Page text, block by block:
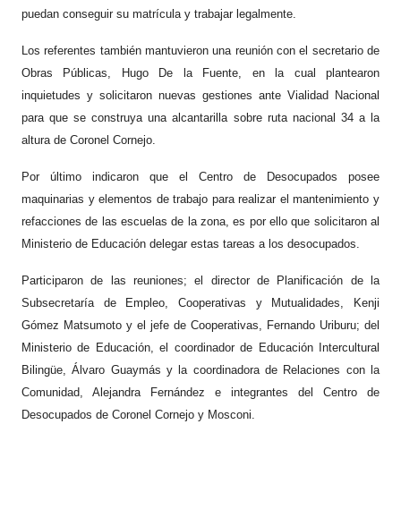
puedan conseguir su matrícula y trabajar legalmente.
Los referentes también mantuvieron una reunión con el secretario de
Obras Públicas, Hugo De la Fuente, en la cual plantearon
inquietudes y solicitaron nuevas gestiones ante Vialidad Nacional
para que se construya una alcantarilla sobre ruta nacional 34 a la
altura de Coronel Cornejo.
Por último indicaron que el Centro de Desocupados posee
maquinarias y elementos de trabajo para realizar el mantenimiento y
refacciones de las escuelas de la zona, es por ello que solicitaron al
Ministerio de Educación delegar estas tareas a los desocupados.
Participaron de las reuniones; el director de Planificación de la
Subsecretaría de Empleo, Cooperativas y Mutualidades, Kenji
Gómez Matsumoto y el jefe de Cooperativas, Fernando Uriburu; del
Ministerio de Educación, el coordinador de Educación Intercultural
Bilingüe, Álvaro Guaymás y la coordinadora de Relaciones con la
Comunidad, Alejandra Fernández e integrantes del Centro de
Desocupados de Coronel Cornejo y Mosconi.